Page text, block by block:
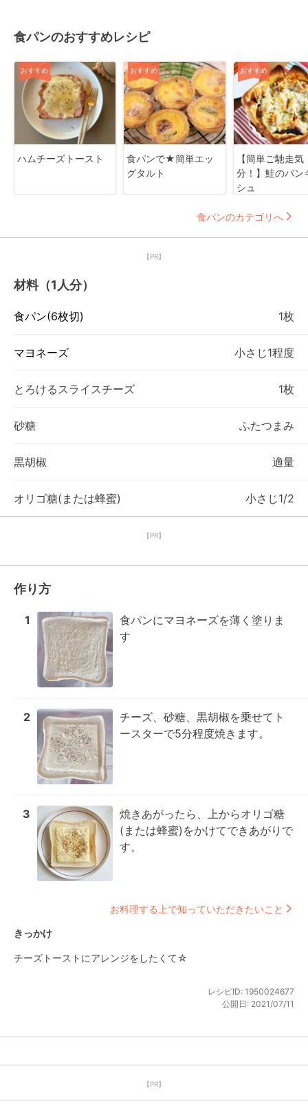
食パンのおすすめレシピ
おすすめ
ハムチーズトースト
おすすめ
食パンで★簡単エッ
グタルト
おすすめ
【簡単ご馳走気
分！】鮭のパン
シュ
食パンのカテゴリへ
【PR】
材料（1人分）
食パン(6枚切) 1枚
マヨネーズ 小さじ1程度
とろけるスライスチーズ 1枚
砂糖 ふたつまみ
黒胡椒 適量
オリゴ糖(または蜂蜜) 小さじ1/2
【PR】
作り方
1
食パンにマヨネーズを薄く塗りま
す
2
チーズ、砂糖、黒胡椒を乗せてト
ースターで5分程度焼きます。
3
焼きあがったら、上からオリゴ糖
(または蜂蜜)をかけてできあがりで
す。
お料理する上で知っていただきたいこと
きっかけ
チーズトーストにアレンジをしたくて☆
レシピID: 1950024677
公開日: 2021/07/11
【PR】